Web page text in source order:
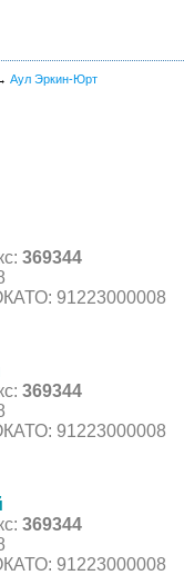
Аул Эркин-Юрт
369344
91223000008
369344
91223000008
369344
91223000008